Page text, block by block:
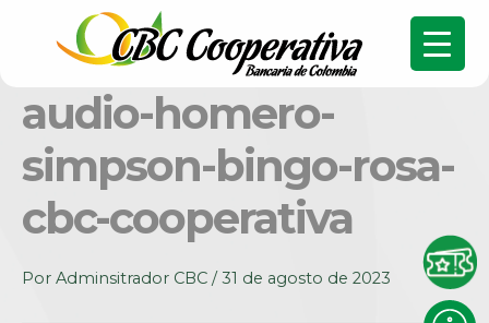
audio-homero-
simpson-bingo-rosa-
cbc-cooperativa
Por Adminsitrador CBC /31 de agosto de 2023